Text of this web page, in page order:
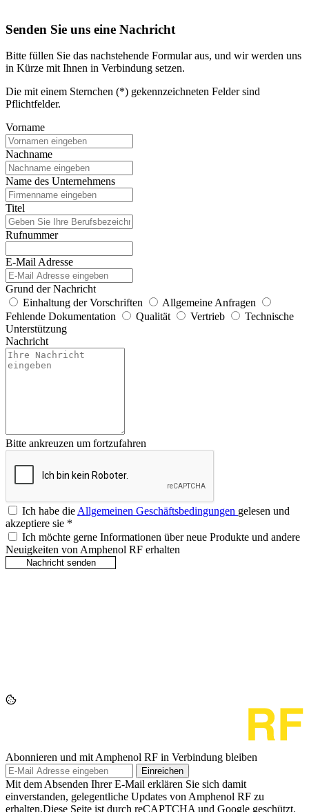
Senden Sie uns eine Nachricht
Bitte füllen Sie das nachstehende Formular aus, und wir werden uns
in Kürze mit Ihnen in Verbindung setzen.
Die mit einem Sternchen (*) gekennzeichneten Felder sind
Pflichtfelder.
Vorname
Nachname
Name des Unternehmens
Titel
Rufnummer
E-Mail Adresse
Grund der Nachricht
Einhaltung der Vorschriften
Allgemeine Anfragen
Fehlende Dokumentation
Qualität Vertrieb
Technische
Unterstützung
Nachricht
Bitte ankreuzen um fortzufahren
Ich habe dieAllgemeinen Geschäftsbedingungen gelesen und
akzeptiere sie *
Ich möchte gerne Informationen über neue Produkte und andere
Neuigkeiten von Amphenol RF erhalten
Abonnieren und mit Amphenol RF in Verbindung bleiben
Einreichen
Mit dem Absenden Ihrer E-Mail erklären Sie sich damit
einverstanden, gelegentliche Updates von Amphenol RF zu
erhalten.Diese Seite ist durch reCAPTCHA und Google geschützt.